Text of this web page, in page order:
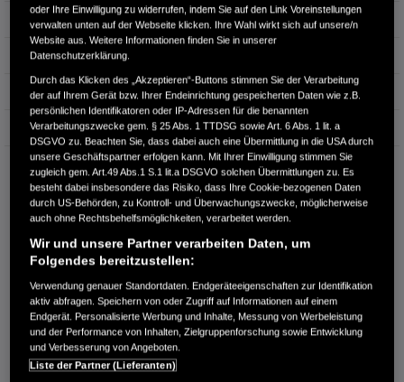
Leistung 135 kW / 184 PS
Hubraum
Erstzulassung 09.2025
Bauart Limousine
F. HERRMANN GMBH
An der B169
01987 Schwarzheide
RUFEN SIE UNS AN:
+49 3575280381
Route planen
Händlerbestand anzeigen
Dealer Website anzeigen
Händler kontaktieren
oder Ihre Einwilligung zu widerrufen, indem Sie auf den Link Voreinstellungen
verwalten unten auf der Webseite klicken. Ihre Wahl wirkt sich auf unsere/n
Website aus. Weitere Informationen finden Sie in unserer
Datenschutzerklärung.
Durch das Klicken des „Akzeptieren“-Buttons stimmen Sie der Verarbeitung
der auf Ihrem Gerät bzw. Ihrer Endeinrichtung gespeicherten Daten wie z.B.
persönlichen Identifikatoren oder IP-Adressen für die benannten
Verarbeitungszwecke gem. § 25 Abs. 1 TTDSG sowie Art. 6 Abs. 1 lit. a
DSGVO zu. Beachten Sie, dass dabei auch eine Übermittlung in die USA durch
unsere Geschäftspartner erfolgen kann. Mit Ihrer Einwilligung stimmen Sie
zugleich gem. Art.49 Abs.1 S.1 lit.a DSGVO solchen Übermittlungen zu. Es
besteht dabei insbesondere das Risiko, dass Ihre Cookie-bezogenen Daten
durch US-Behörden, zu Kontroll- und Überwachungszwecke, möglicherweise
auch ohne Rechtsbehelfsmöglichkeiten, verarbeitet werden.
Wir und unsere Partner verarbeiten Daten, um
Folgendes bereitzustellen:
Verwendung genauer Standortdaten. Endgeräteeigenschaften zur Identifikation
aktiv abfragen. Speichern von oder Zugriff auf Informationen auf einem
Endgerät. Personalisierte Werbung und Inhalte, Messung von Werbeleistung
und der Performance von Inhalten, Zielgruppenforschung sowie Entwicklung
und Verbesserung von Angeboten.
Liste der Partner (Lieferanten)